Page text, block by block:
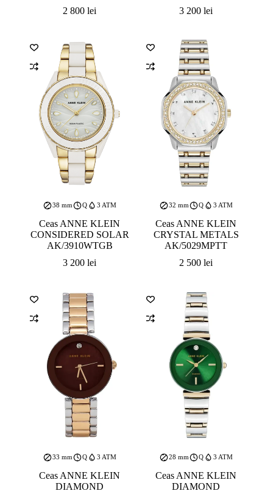
2 800lei
3 200lei
38 mm Q 3 ATM
Ceas ANNE KLEIN
CONSIDERED SOLAR
AK/3910WTGB
3 200lei
32 mm Q 3 ATM
Ceas ANNE KLEIN
CRYSTAL METALS
AK/5029MPTT
2 500lei
33 mm Q 3 ATM
Ceas ANNE KLEIN
DIAMOND
28 mm Q 3 ATM
Ceas ANNE KLEIN
DIAMOND